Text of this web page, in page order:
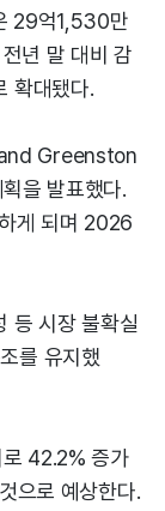
29억1,530만
년 말 대비 감
확대됐다.
Greenston
을 발표했다.
게 되며 2026
등 시장 불확실
를 유지했
42.2% 증가
으로 예상한다.